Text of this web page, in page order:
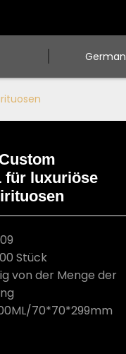
German
für luxuriöse
Stück
von der Menge der
70*70*299mm